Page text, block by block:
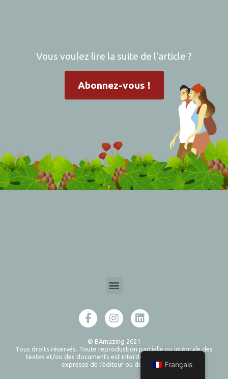
Vous voulez lire la suite de l'article ?
Abonnez-vous !
© BAmazing 2021
Tous droits réservés. Toute reproduction partielle ou intégrale des
textes et/ou des documents est interdite sans l’autorisation
expresse de l’éditeur ou de l’auteur.Français